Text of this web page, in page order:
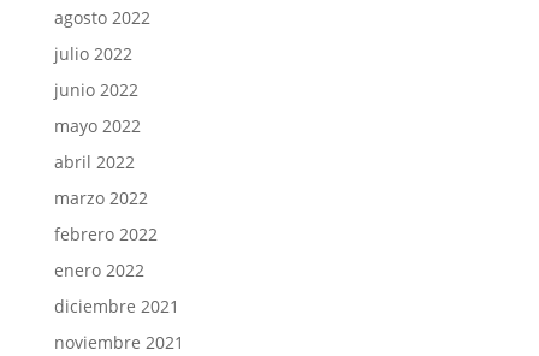
agosto 2022
julio 2022
junio 2022
mayo 2022
abril 2022
marzo 2022
febrero 2022
enero 2022
diciembre 2021
noviembre 2021